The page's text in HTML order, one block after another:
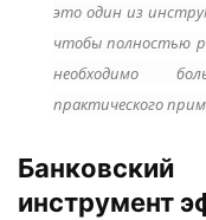
это один из
чтобы полностью
необходимо
практического
инструмент